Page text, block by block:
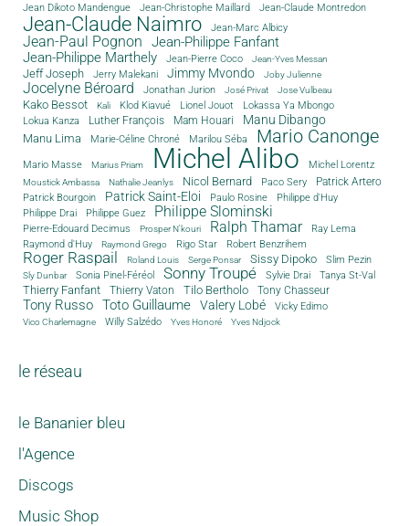
Jean Dikoto Mandengue Jean-Christophe Maillard Jean-Claude Montredon
Jean-Claude Naimro Jean-Marc Albicy
Jean-Paul Pognon
Jean-Philippe Fanfant
Jean-Philippe Marthely
Jean-Pierre Coco Jean-Yves Messan
Jeff Joseph Jerry Malekani Jimmy Mvondo Joby Julienne
Jocelyne Béroard Jonathan Jurion José Privat Jose Vulbeau
Kako Bessot Kali Klod Kiavué Lionel Jouot
Lokassa Ya Mbongo
Lokua Kanza
Luther François Mam Houari Manu Dibango
Manu Lima Marie-Céline Chroné Marilou Séba Mario Canonge
Mario Masse Marius Priam Michel Alibo Michel Lorentz
Moustick Ambassa Nathalie Jeanlys Nicol Bernard Paco Sery
Patrick Artero
Patrick Bourgoin
Patrick Saint-Eloi Paulo Rosine
Philippe d'Huy
Philippe Drai
Philippe Guez Philippe Slominski
Pierre-Edouard Decimus Prosper N'kouri Ralph Thamar
Ray Lema
Raymond d'Huy
Raymond Grego Rigo Star Robert Benzrihem
Roger Raspail Roland Louis Serge Ponsar Sissy Dipoko Slim Pezin
Sly Dunbar Sonia Pinel-Féréol Sonny Troupé Sylvie Drai Tanya St-Val
Thierry Fanfant Thierry Vaton Tilo Bertholo Tony Chasseur
Tony Russo Toto Guillaume Valery Lobé Vicky Edimo
Vico Charlemagne Willy Salzédo Yves Honoré Yves Ndjock
le réseau
le Bananier bleu
l'Agence
Discogs
Music Shop